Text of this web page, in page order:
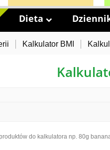
Dieta
Kalkulator BMI
do kalkulatora np. 80g